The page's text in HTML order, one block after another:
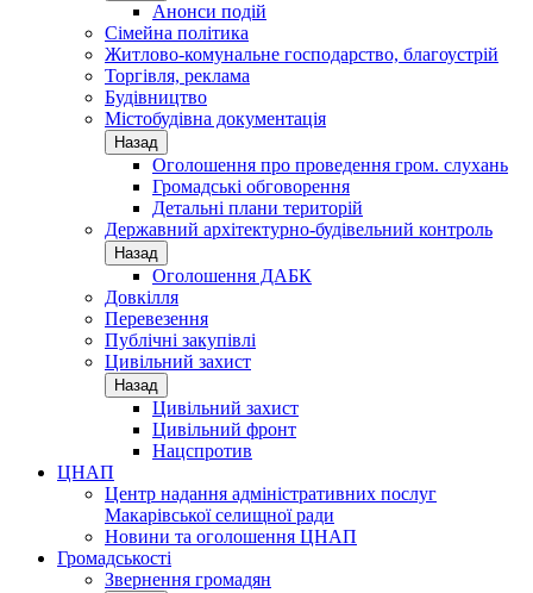
Анонси подій
Сімейна політика
Житлово-комунальне господарство, благоустрій
Торгівля, реклама
Будівництво
Містобудівна документація
Назад
Оголошення про проведення гром. слухань
Громадські обговорення
Детальні плани територій
Державний архітектурно-будівельний контроль
Назад
Оголошення ДАБК
Довкілля
Перевезення
Публічні закупівлі
Цивільний захист
Назад
Цивільний захист
Цивільний фронт
Нацспротив
ЦНАП
Центр надання адміністративних послуг
Макарівської селищної ради
Новини та оголошення ЦНАП
Громадськості
Звернення громадян